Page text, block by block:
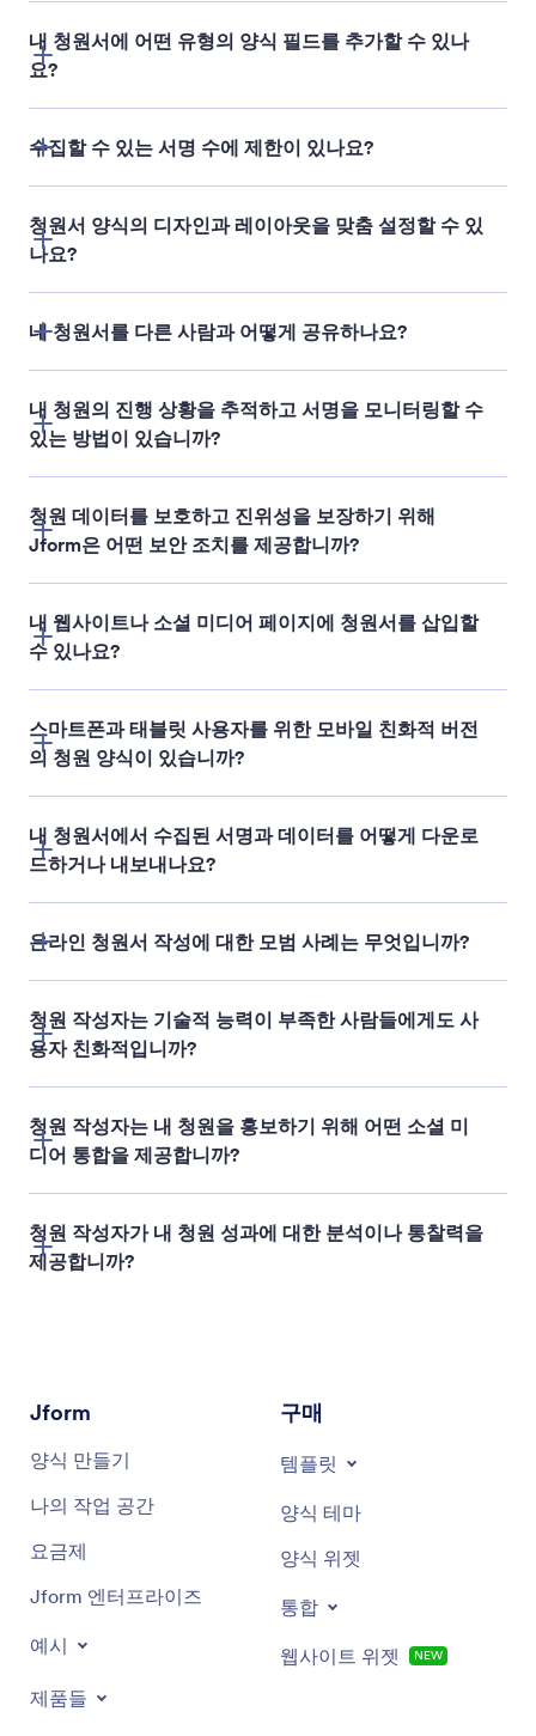
청원서를 만들고 온라인으로 공
내 청원서에 어떤 유형의 양식 필드를 추가할 수 있나
요?
수집할 수 있는 서명 수에 제한이 있나요?
여기
청원서 양식의 디자인과 레이아웃을 맞춤 설정할 수 있
나요?
내 청원서를 다른 사람과 어떻게 공유하나요?
내 청원의 진행 상황을 추적하고 서명을 모니터링할 수
있는 방법이 있습니까?
무료 분석 도구
청원 데이터를 보호하고 진위성을 보장하기 위해
Jform은 어떤 보안 조치를 제공합니까?
내 웹사이트나 소셜 미디어 페이지에 청원서를 삽입할
수 있나요?
스마트폰과 태블릿 사용자를 위한 모바일 친화적 버전
의 청원 양식이 있습니까?
내 청원서에서 수집된 서명과 데이터를 어떻게 다운로
드하거나 내보내나요?
온라인 청원서 작성에 대한 모범 사례는 무엇입니까?
청원 작성자는 기술적 능력이 부족한 사람들에게도 사
용자 친화적입니까?
청원 작성자는 내 청원을 홍보하기 위해 어떤 소셜 미
디어 통합을 제공합니까?
share links to your petition
청원 작성자가 내 청원 성과에 대한 분석이나 통찰력을
제공합니까?
Jform
양식 만들기
나의 작업 공간
요금제
Jform 엔터프라이즈
예시
제품들
구매
템플릿
양식 테마
양식 위젯
통합
웹사이트 위젯 NEW